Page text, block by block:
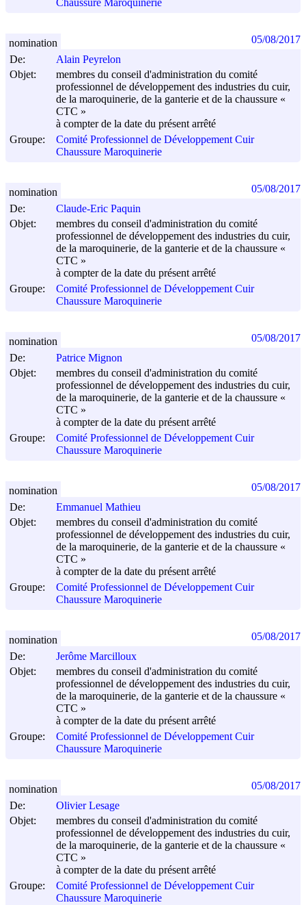
Chaussure Maroquinerie
De:
Alain Peyrelon
Objet:
membres du conseil d'administration du comité
professionnel de développement des industries du cuir,
de la maroquinerie, de la ganterie et de la chaussure «
CTC »
à compter de la date du présent arrêté
Groupe:
Comité Professionnel de Développement Cuir
Chaussure Maroquinerie
nomination 05/08/2017
De:
Claude-Eric Paquin
Objet:
membres du conseil d'administration du comité
professionnel de développement des industries du cuir,
de la maroquinerie, de la ganterie et de la chaussure «
CTC »
à compter de la date du présent arrêté
Groupe:
Comité Professionnel de Développement Cuir
Chaussure Maroquinerie
nomination 05/08/2017
De:
Patrice Mignon
Objet:
membres du conseil d'administration du comité
professionnel de développement des industries du cuir,
de la maroquinerie, de la ganterie et de la chaussure «
CTC »
à compter de la date du présent arrêté
Groupe:
Comité Professionnel de Développement Cuir
Chaussure Maroquinerie
nomination 05/08/2017
De:
Emmanuel Mathieu
Objet:
membres du conseil d'administration du comité
professionnel de développement des industries du cuir,
de la maroquinerie, de la ganterie et de la chaussure «
CTC »
à compter de la date du présent arrêté
Groupe:
Comité Professionnel de Développement Cuir
Chaussure Maroquinerie
nomination 05/08/2017
De:
Jerôme Marcilloux
Objet:
membres du conseil d'administration du comité
professionnel de développement des industries du cuir,
de la maroquinerie, de la ganterie et de la chaussure «
CTC »
à compter de la date du présent arrêté
Groupe:
Comité Professionnel de Développement Cuir
Chaussure Maroquinerie
nomination 05/08/2017
De:
Olivier Lesage
Objet:
membres du conseil d'administration du comité
professionnel de développement des industries du cuir,
de la maroquinerie, de la ganterie et de la chaussure «
CTC »
à compter de la date du présent arrêté
Groupe:
Comité Professionnel de Développement Cuir
Chaussure Maroquinerie
nomination 05/08/2017